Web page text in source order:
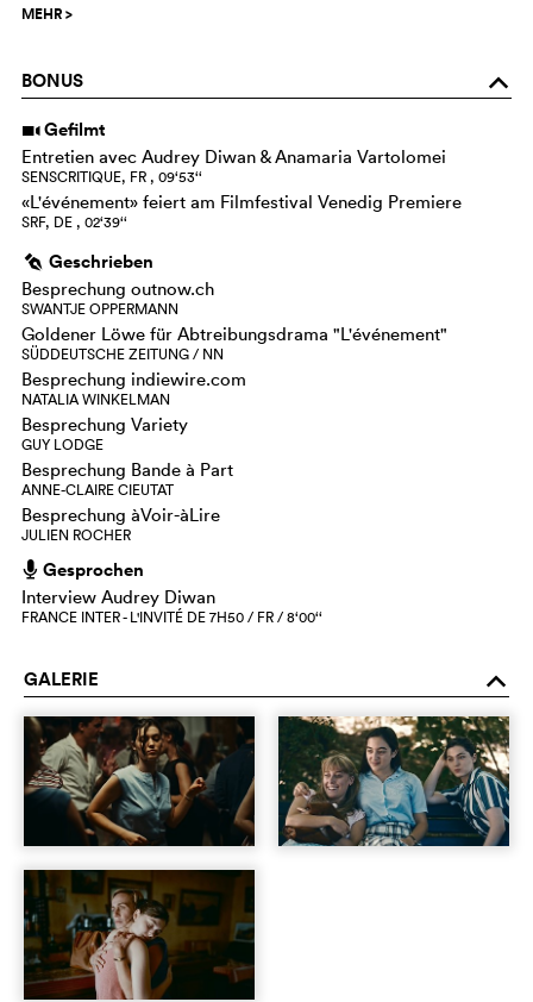
MEHR>
BONUS o
i Gefilmt
Entretien avec Audrey Diwan & Anamaria Vartolomei
SENSCRITIQUE, FR , 09‘53‘‘
«L'événement» feiert am Filmfestival Venedig Premiere
SRF, DE , 02‘39‘‘
g Geschrieben
Besprechung outnow.ch
SWANTJE OPPERMANN
Goldener Löwe für Abtreibungsdrama "L'événement"
SÜDDEUTSCHE ZEITUNG / NN
Besprechung indiewire.com
NATALIA WINKELMAN
Besprechung Variety
GUY LODGE
Besprechung Bande à Part
ANNE-CLAIRE CIEUTAT
Besprechung àVoir-àLire
JULIEN ROCHER
h Gesprochen
Interview Audrey Diwan
FRANCE INTER - L'INVITÉ DE 7H50 / FR / 8‘00‘‘
GALERIE o